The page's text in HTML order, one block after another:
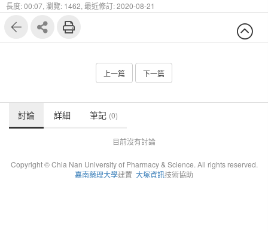
長度: 00:07, 瀏覽: 1462, 最近修訂: 2020-08-21
上一篇 下一篇
討論 詳細 筆記 (0)
目前沒有討論
Copyright © Chia Nan University of Pharmacy & Science. All rights reserved.
嘉南藥理大學建置 大塚資訊技術協助